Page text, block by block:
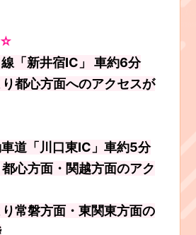
線「新井宿IC」 車約6分
都心方面へのアクセスが
車道「川口東IC」車約5分
心方面・関越方面のアク
常磐方面・東関東方面の